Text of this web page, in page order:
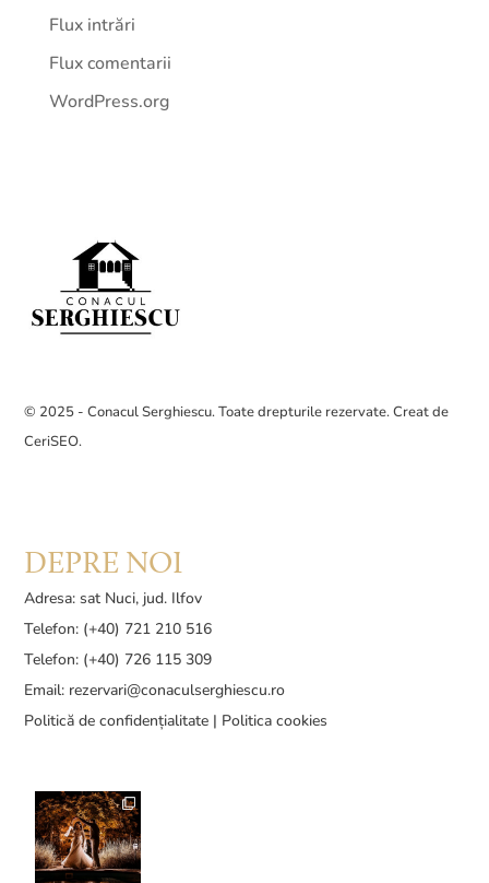
Flux intrări
Flux comentarii
WordPress.org
© 2025 - Conacul Serghiescu. Toate drepturile rezervate. Creat de
CeriSEO.
DEPRE NOI
Adresa: sat Nuci, jud. Ilfov
Telefon: (+40) 721 210 516
Telefon: (+40) 726 115 309
Email: rezervari@conaculserghiescu.ro
Politică de confidențialitate | Politica cookies